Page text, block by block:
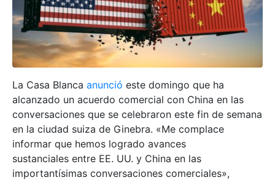
La Casa Blanca anunció este domingo que ha
alcanzado un acuerdo comercial con China en las
conversaciones que se celebraron este fin de semana
en la ciudad suiza de Ginebra. «Me complace
informar que hemos logrado avances
sustanciales entre EE. UU. y China en las
importantísimas conversaciones comerciales»,